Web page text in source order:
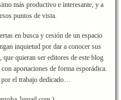
más productivo e interesante, y a
puntos de vista.
en busca y cesión de un espacio
inquietud por dar a conocer sus
quieran ser editores de este blog
aportaciones de forma esporádica.
por el trabajo dedicado…